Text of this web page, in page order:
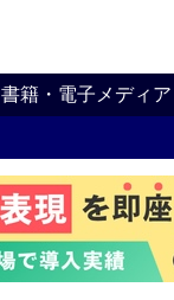
書籍・電子メディア